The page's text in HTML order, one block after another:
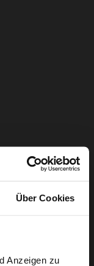
Über Cookies
Anzeigen zu